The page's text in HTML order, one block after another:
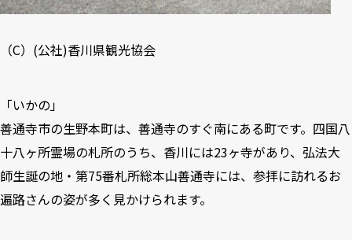
（C）(公社)香川県観光協会
「いかの」
善通寺市の生野本町は、善通寺のすぐ南にある町です。四国八
十八ヶ所霊場の札所のうち、香川には23ヶ寺があり、弘法大
師生誕の地・第75番札所総本山善通寺には、参拝に訪れるお
遍路さんの姿が多く見かけられます。